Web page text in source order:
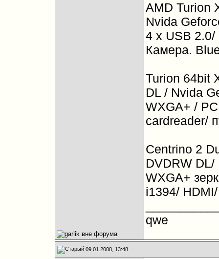
AMD Turion
Nvida
4 х USB 2.0/
Камера.
Turion 64bit
DL / Nvida
WXGA+ /
cardreader/
Centrino 2
DVDRW
WXGA+
i1394/
qwe
09.01.2008, 13:48